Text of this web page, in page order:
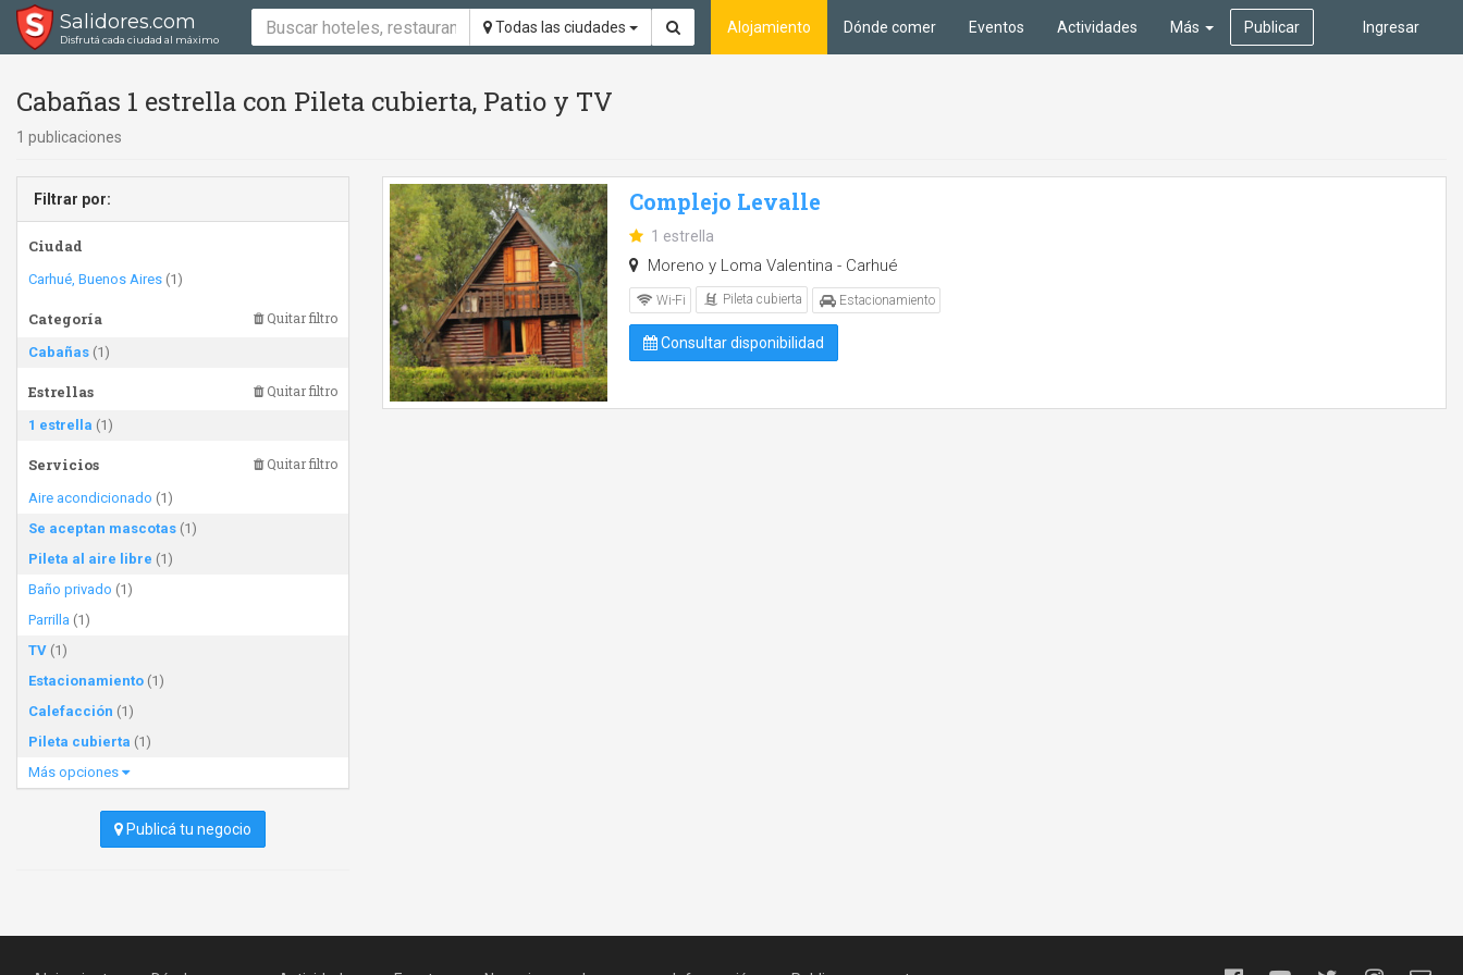
Salidores.com
Disfrutá cada ciudad al máximo
Todas las ciudades Ingresar
Alojamiento Dónde comer Eventos Actividades Más Publicar
Cabañas 1 estrella con Pileta cubierta, Patio y TV
1 publicaciones
Filtrar por:
Ciudad
Carhué, Buenos Aires (1)
Categoría Quitar filtro
Cabañas (1)
Estrellas Quitar filtro
1 estrella (1)
Servicios Quitar filtro
Aire acondicionado (1)
Se aceptan mascotas (1)
Pileta al aire libre (1)
Baño privado (1)
Parrilla (1)
TV (1)
Estacionamiento (1)
Calefacción (1)
Pileta cubierta (1)
Más opciones
Publicá tu negocio
Complejo Levalle
1 estrella
Moreno y Loma Valentina - Carhué
Wi-Fi Pileta cubierta Estacionamiento
Consultar disponibilidad